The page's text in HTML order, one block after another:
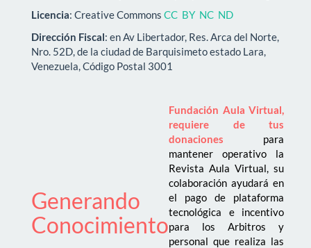
Licencia: Creative Commons CC BY NC ND
Dirección Fiscal: en Av Libertador, Res. Arca del Norte,
Nro. 52D, de la ciudad de Barquisimeto estado Lara,
Venezuela, Código Postal 3001
Generando
Conocimiento
Fundación Aula Virtual,
requiere de tus
donaciones
para
mantener operativo la
Revista Aula Virtual, su
colaboración ayudará en
el pago de plataforma
tecnológica e incentivo
para los Arbitros y
personal que realiza las